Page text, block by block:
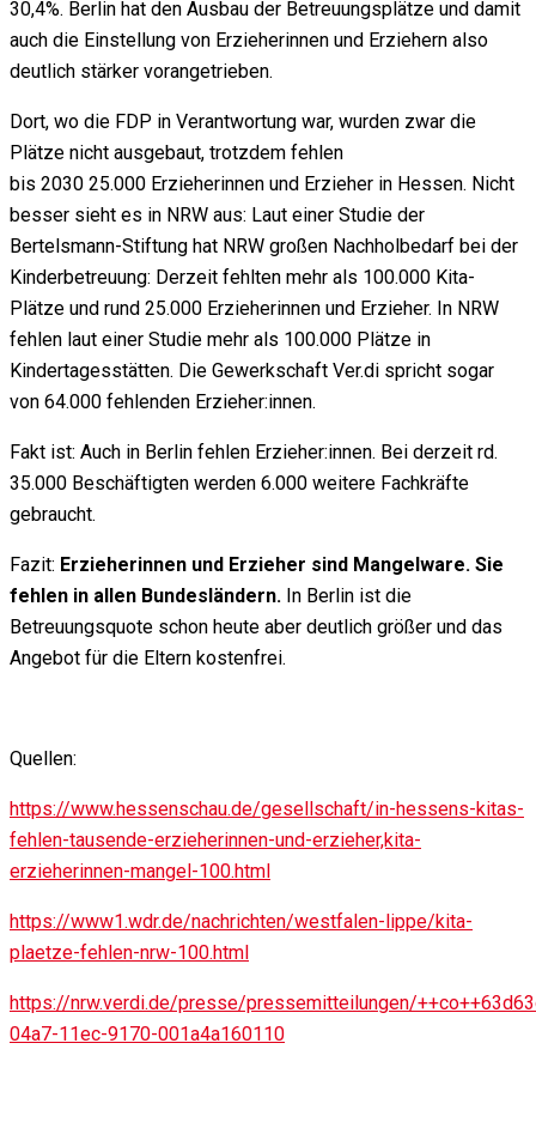
30,4%. Berlin hat den Ausbau der Betreuungsplätze und damit
auch die Einstellung von Erzieherinnen und Erziehern also
deutlich stärker vorangetrieben.
Dort, wo die FDP in Verantwortung war, wurden zwar die
Plätze nicht ausgebaut, trotzdem fehlen
bis 2030 25.000 Erzieherinnen und Erzieher in Hessen. Nicht
besser sieht es in NRW aus: Laut einer Studie der
Bertelsmann-Stiftung hat NRW großen Nachholbedarf bei der
Kinderbetreuung: Derzeit fehlten mehr als 100.000 Kita-
Plätze und rund 25.000 Erzieherinnen und Erzieher. In NRW
fehlen laut einer Studie mehr als 100.000 Plätze in
Kindertagesstätten. Die Gewerkschaft Ver.di spricht sogar
von 64.000 fehlenden Erzieher:innen.
Fakt ist: Auch in Berlin fehlen Erzieher:innen. Bei derzeit rd.
35.000 Beschäftigten werden 6.000 weitere Fachkräfte
gebraucht.
Fazit: Erzieherinnen und Erzieher sind Mangelware. Sie
fehlen in allen Bundesländern. In Berlin ist die
Betreuungsquote schon heute aber deutlich größer und das
Angebot für die Eltern kostenfrei.
Quellen:
https://www.hessenschau.de/gesellschaft/in-hessens-kitas-
fehlen-tausende-erzieherinnen-und-erzieher,kita-
erzieherinnen-mangel-100.html
https://www1.wdr.de/nachrichten/westfalen-lippe/kita-
plaetze-fehlen-nrw-100.html
https://nrw.verdi.de/presse/pressemitteilungen/
04a7-11ec-9170-001a4a160110